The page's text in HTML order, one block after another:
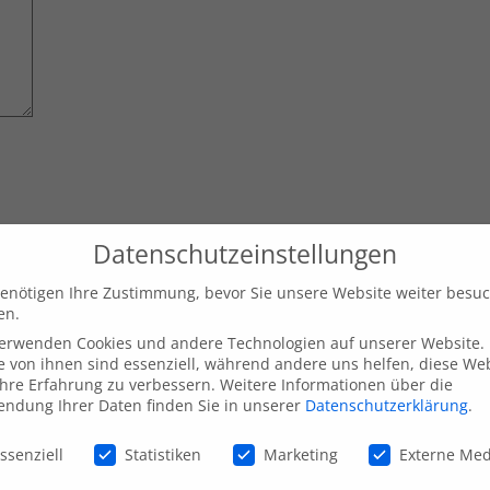
nächsten Kommentar speichern.
Datenschutzeinstellungen
Ihre Zustimmung, bevor Sie unsere Website weiter
Cookies und andere Technologien auf unserer Website.
von ihnen sind essenziell, während andere uns helfen, diese
Erfahrung zu verbessern. Weitere Informationen über die
Ihrer Daten finden Sie in unserer Datenschutzerklärung.
Statistiken Marketing Externe